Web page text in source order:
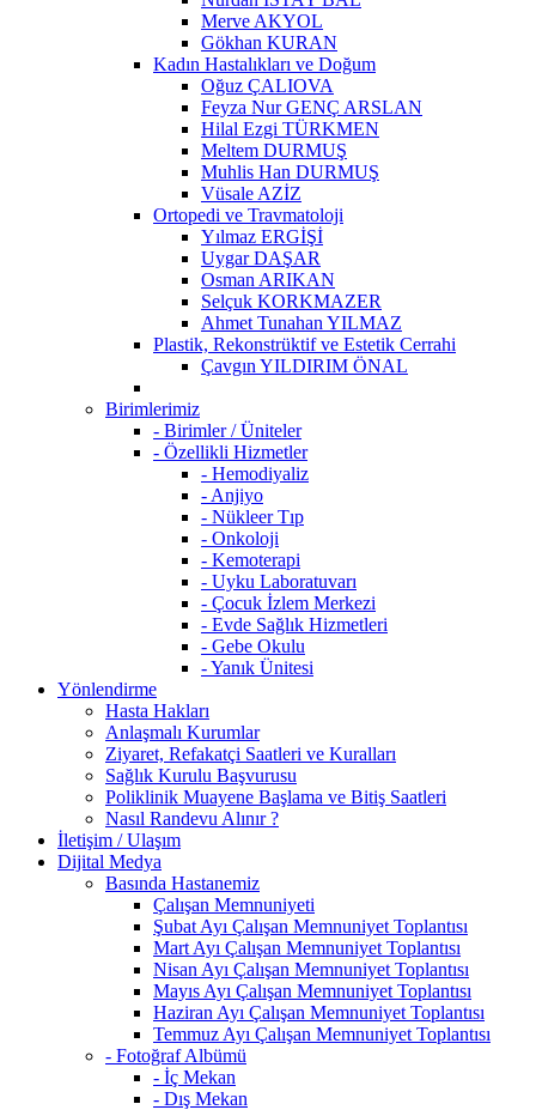
Merve AKYOL
Gökhan KURAN
Kadın Hastalıkları ve Doğum
Oğuz ÇALIOVA
Feyza Nur GENÇ ARSLAN
Hilal Ezgi TÜRKMEN
Meltem DURMUŞ
Muhlis Han DURMUŞ
Vüsale AZİZ
Ortopedi ve Travmatoloji
Yılmaz ERGİŞİ
Uygar DAŞAR
Osman ARIKAN
Selçuk KORKMAZER
Ahmet Tunahan YILMAZ
Plastik, Rekonstrüktif ve Estetik Cerrahi
Çavgın YILDIRIM ÖNAL
Birimlerimiz
- Birimler / Üniteler
- Özellikli Hizmetler
- Hemodiyaliz
- Anjiyo
- Nükleer Tıp
- Onkoloji
- Kemoterapi
- Uyku Laboratuvarı
- Çocuk İzlem Merkezi
- Evde Sağlık Hizmetleri
- Gebe Okulu
- Yanık Ünitesi
Yönlendirme
Hasta Hakları
Anlaşmalı Kurumlar
Ziyaret, Refakatçi Saatleri ve Kuralları
Sağlık Kurulu Başvurusu
Poliklinik Muayene Başlama ve Bitiş Saatleri
Nasıl Randevu Alınır ?
İletişim / Ulaşım
Dijital Medya
Basında Hastanemiz
Çalışan Memnuniyeti
Şubat Ayı Çalışan Memnuniyet Toplantısı
Mart Ayı Çalışan Memnuniyet Toplantısı
Nisan Ayı Çalışan Memnuniyet Toplantısı
Mayıs Ayı Çalışan Memnuniyet Toplantısı
Haziran Ayı Çalışan Memnuniyet Toplantısı
Temmuz Ayı Çalışan Memnuniyet Toplantısı
- Fotoğraf Albümü
- İç Mekan
- Dış Mekan